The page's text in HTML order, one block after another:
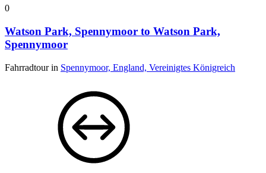
0
Watson Park, Spennymoor to Watson Park,
Spennymoor
Fahrradtour in Spennymoor, England, Vereinigtes Königreich